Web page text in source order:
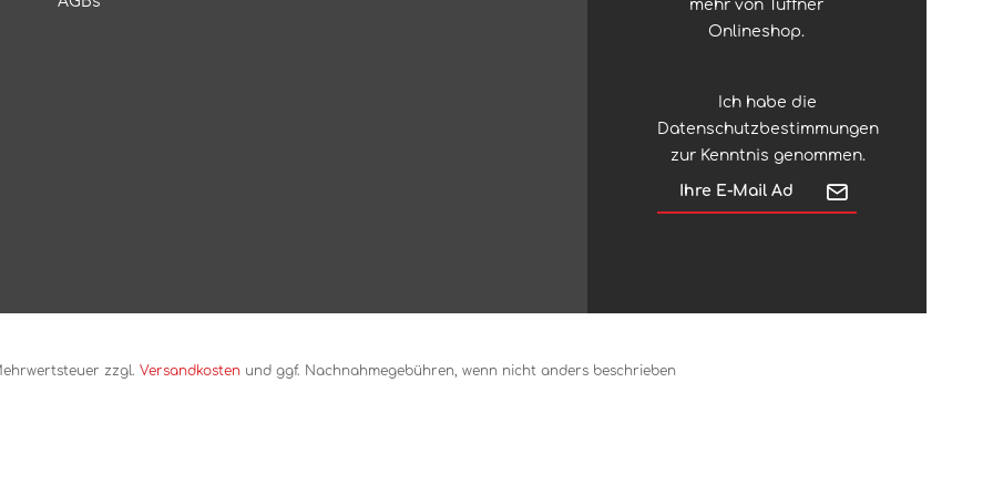
mehr von Tuffner
Onlineshop.
Ich habe die
Datenschutzbestimmungen
zur Kenntnis genommen.
zzgl. Versandkostenund ggf. Nachnahmegebühren, wenn nicht anders beschrieben